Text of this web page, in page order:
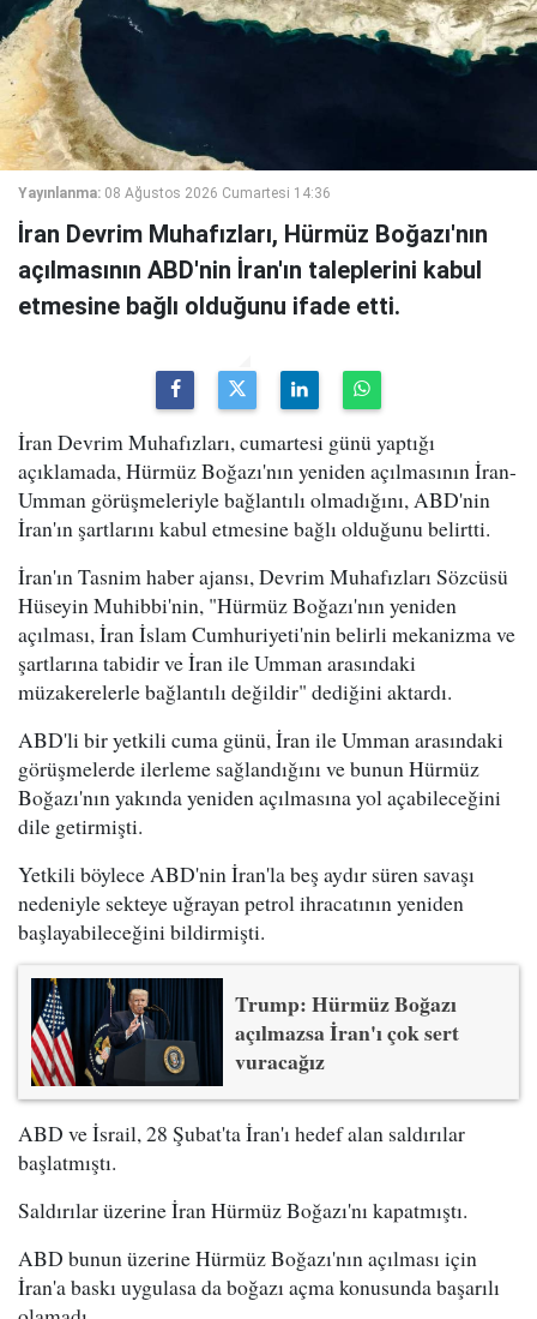
Yayınlanma: 08 Ağustos 2026 Cumartesi 14:36
İran Devrim Muhafızları, Hürmüz Boğazı'nın
açılmasının ABD'nin İran'ın taleplerini kabul
etmesine bağlı olduğunu ifade etti.
İran Devrim Muhafızları, cumartesi günü yaptığı
açıklamada, Hürmüz Boğazı'nın yeniden açılmasının İran-
Umman görüşmeleriyle bağlantılı olmadığını, ABD'nin
İran'ın şartlarını kabul etmesine bağlı olduğunu belirtti.
İran'ın Tasnim haber ajansı, Devrim Muhafızları Sözcüsü
Hüseyin Muhibbi'nin, "Hürmüz Boğazı'nın yeniden
açılması, İran İslam Cumhuriyeti'nin belirli mekanizma ve
şartlarına tabidir ve İran ile Umman arasındaki
müzakerelerle bağlantılı değildir" dediğini aktardı.
ABD'li bir yetkili cuma günü, İran ile Umman arasındaki
görüşmelerde ilerleme sağlandığını ve bunun Hürmüz
Boğazı'nın yakında yeniden açılmasına yol açabileceğini
dile getirmişti.
Yetkili böylece ABD'nin İran'la beş aydır süren savaşı
nedeniyle sekteye uğrayan petrol ihracatının yeniden
başlayabileceğini bildirmişti.
Trump: Hürmüz Boğazı
açılmazsa İran'ı çok sert
vuracağız
ABD ve İsrail, 28 Şubat'ta İran'ı hedef alan saldırılar
başlatmıştı.
Saldırılar üzerine İran Hürmüz Boğazı'nı kapatmıştı.
ABD bunun üzerine Hürmüz Boğazı'nın açılması için
İran'a baskı uygulasa da boğazı açma konusunda başarılı